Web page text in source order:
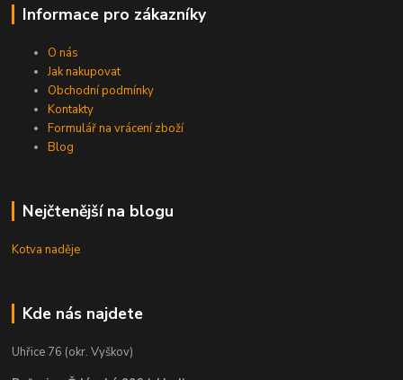
Informace pro zákazníky
O nás
Jak nakupovat
Obchodní podmínky
Kontakty
Formulář na vrácení zboží
Blog
Nejčtenější na blogu
Kotva naděje
Kde nás najdete
Uhřice 76 (okr. Vyškov)